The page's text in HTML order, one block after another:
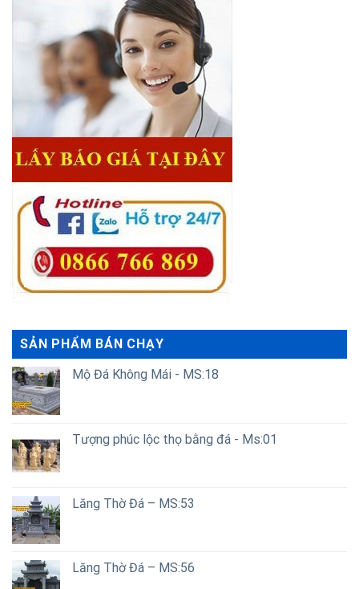
SẢN PHẨM BÁN CHẠY
Mộ Đá Không Mái - MS:18
Tượng phúc lộc thọ bằng đá - Ms:01
Lăng Thờ Đá – MS:53
Lăng Thờ Đá – MS:56